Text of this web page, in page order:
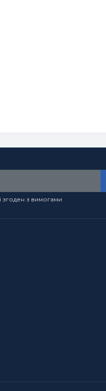
згоден з вимогами